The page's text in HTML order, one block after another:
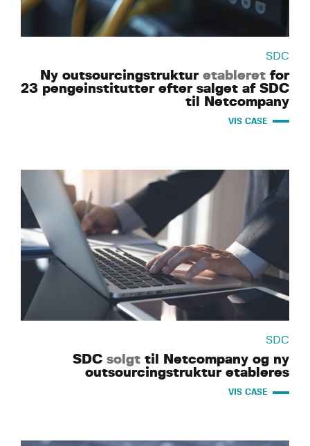
SDC
Ny outsourcingstruktur etableret for
23 pengeinstitutter efter salget af SDC
til Netcompany
VIS CASE
SDC
SDC solgt til Netcompany og ny
outsourcingstruktur etableres
VIS CASE